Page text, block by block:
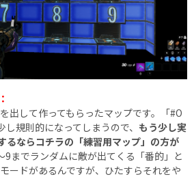
出して作ってもらったマップです。「#O
し規則的になってしまうので、 もう少し実
るならコチラの「練習用マップ」の方が
9までランダムに敵が出てくる「番的」と
ードがあるんですが、ひたすらそれをや